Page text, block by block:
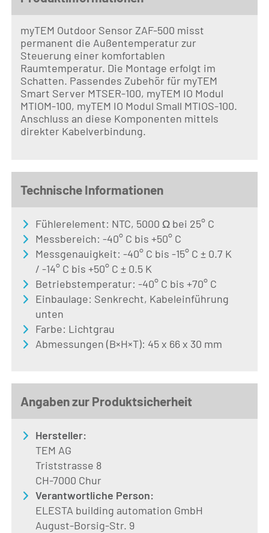
myTEM Outdoor Sensor ZAF-500 misst
permanent die Außentemperatur zur
Steuerung einer komfortablen
Raumtemperatur. Die Montage erfolgt im
Schatten. Passendes Zubehör für myTEM
Smart Server MTSER-100, myTEM IO Modul
MTIOM-100, myTEM IO Modul Small MTIOS-100.
Anschluss an diese Komponenten mittels
direkter Kabelverbindung.
Technische Informationen
Fühlerelement: NTC, 5000 Ω bei 25° C
Messbereich: -40° C bis +50° C
Messgenauigkeit: -40° C bis -15° C ± 0.7 K
/ -14° C bis +50° C ± 0.5 K
Betriebstemperatur: -40° C bis +70° C
Einbaulage: Senkrecht, Kabeleinführung
unten
Farbe: Lichtgrau
Abmessungen (B×H×T): 45 x 66 x 30 mm
Angaben zur Produktsicherheit
Hersteller:
TEM AG
Triststrasse 8
CH-7000 Chur
Verantwortliche Person:
ELESTA building automation GmbH
August-Borsig-Str. 9